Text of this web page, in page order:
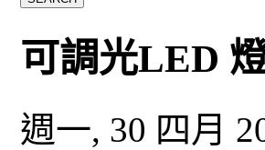
可調光LED
週一, 30 四月